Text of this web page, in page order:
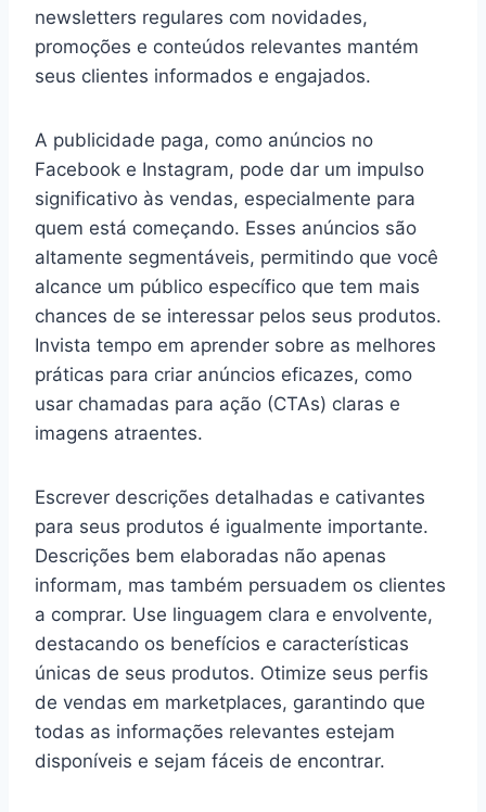
newsletters regulares com novidades,
promoções e conteúdos relevantes mantém
seus clientes informados e engajados.
A publicidade paga, como anúncios no
Facebook e Instagram, pode dar um impulso
significativo às vendas, especialmente para
quem está começando. Esses anúncios são
altamente segmentáveis, permitindo que você
alcance um público específico que tem mais
chances de se interessar pelos seus produtos.
Invista tempo em aprender sobre as melhores
práticas para criar anúncios eficazes, como
usar chamadas para ação (CTAs) claras e
imagens atraentes.
Escrever descrições detalhadas e cativantes
para seus produtos é igualmente importante.
Descrições bem elaboradas não apenas
informam, mas também persuadem os clientes
a comprar. Use linguagem clara e envolvente,
destacando os benefícios e características
únicas de seus produtos. Otimize seus perfis
de vendas em marketplaces, garantindo que
todas as informações relevantes estejam
disponíveis e sejam fáceis de encontrar.